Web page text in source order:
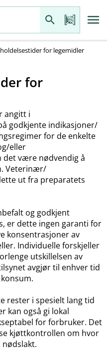
for legemidler
for
angitt i
godkjente indikasjoner​/​
for de enkelte
​eller
det være nødvendig å
Veterinær​/​
ut fra preparatets
og godkjent
er dette ingen garanti for
konsentrasjoner av
Individuelle forskjeller
utskillelsen av
avgjør til enhver tid
rester i spesielt lang tid
kan også gi lokal
for forbruker. Det
kjøttkontrollen om hvor
nødslakt.